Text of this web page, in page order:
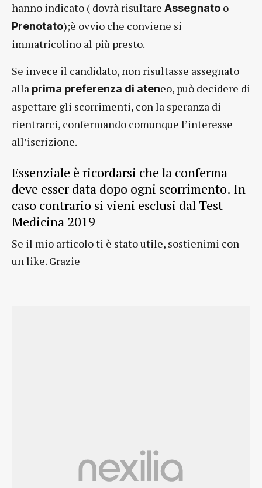
hanno indicato ( dovrà risultare Assegnato o
Prenotato);è ovvio che conviene si
immatricolino al più presto.
Se invece il candidato, non risultasse assegnato
alla prima preferenza di ateneo, può decidere di
aspettare gli scorrimenti, con la speranza di
rientrarci, confermando comunque l’interesse
all’iscrizione.
Essenziale è ricordarsi che la conferma
deve esser data dopo ogni scorrimento. In
caso contrario si vieni esclusi dal Test
Medicina 2019
Se il mio articolo ti è stato utile, sostienimi con
un like. Grazie